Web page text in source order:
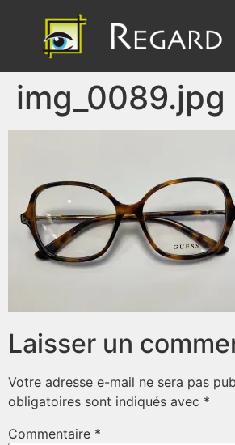
img_0089.jpg
Laisser un
Votre adresse e-mail ne sera pas
obligatoires sont indiqués avec *
Commentaire *